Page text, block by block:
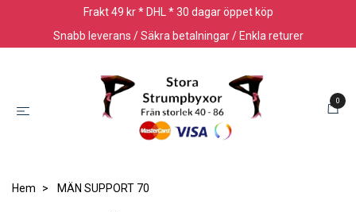
Frakt 49 kr * DHL * 30 dagar öppet köp
Snabb leverans / Säkra betalningar / Enkla returer
0
Hem MÄN SUPPORT 70